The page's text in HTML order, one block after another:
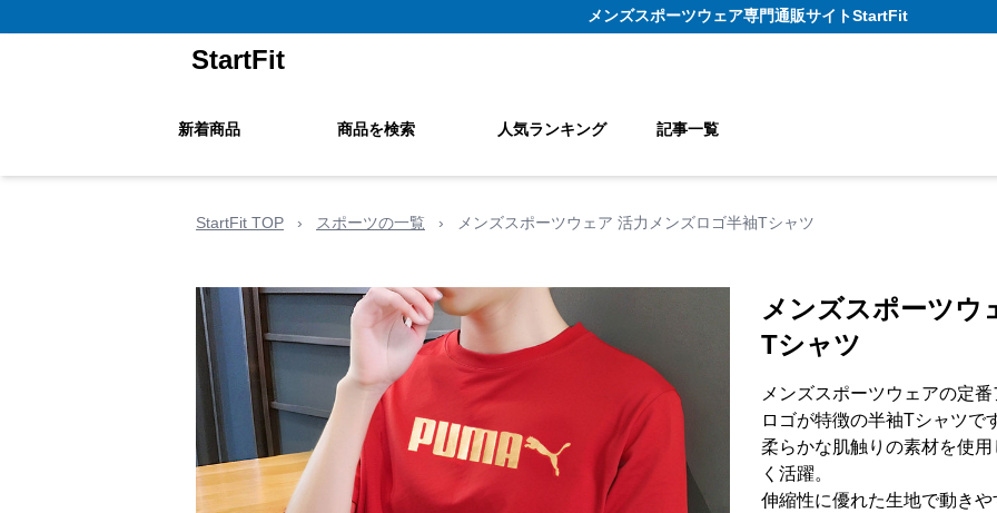
メンズスポーツウェア専門通販サイトStartFit
StartFit
新着商品 商品を検索 人気ランキング 記事一覧
StartFit TOP › スポーツの一覧 › メンズスポーツウェア 活力メンズロゴ半袖Tシャツ
メンズスポーツウ
Tシャツ
メンズスポーツウェアの定
ロゴが特徴の半袖Tシャツで
柔らかな肌触りの素材を使
く活躍。
伸縮性に優れた生地で動き